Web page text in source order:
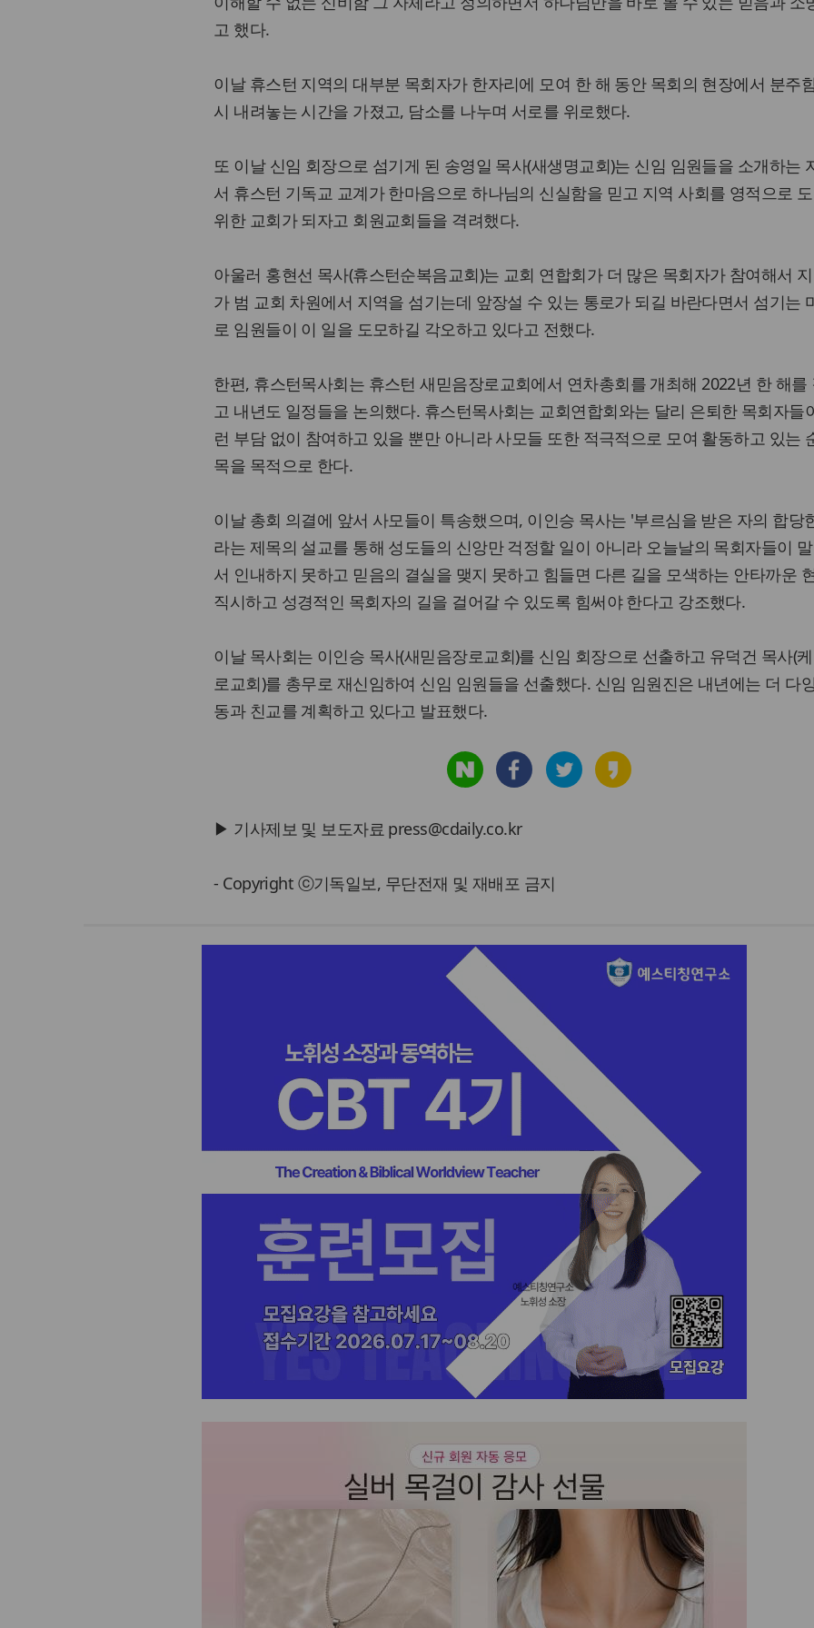
고 했다.
이날 휴스턴 지역의 대부분 목회자가 한자리에 모여 한 해 동안 목회의 현장에서 분주
시 내려놓는 시간을 가졌고, 담소를 나누며 서로를 위로했다.
또 이날 신임 회장으로 섬기게 된 송영일 목사(새생명교회)는 신임 임원들을 소개하는
서 휴스턴 기독교 교계가 한마음으로 하나님의 신실함을 믿고 지역 사회를 영적으로
위한 교회가 되자고 회원교회들을 격려했다.
아울러 홍현선 목사(휴스턴순복음교회)는 교회 연합회가 더 많은 목회자가 참여해서
가 범 교회 차원에서 지역을 섬기는데 앞장설 수 있는 통로가 되길 바란다면서 섬기는
로 임원들이 이 일을 도모하길 각오하고 있다고 전했다.
한편, 휴스턴목사회는 휴스턴 새믿음장로교회에서 연차총회를 개최해 2022년 한 해를
고 내년도 일정들을 논의했다. 휴스턴목사회는 교회연합회와는 달리 은퇴한 목회자들
런 부담 없이 참여하고 있을 뿐만 아니라 사모들 또한 적극적으로 모여 활동하고 있는
목을 목적으로 한다.
이날 총회 의결에 앞서 사모들이 특송했으며, 이인승 목사는 '부르심을 받은 자의 합당
라는 제목의 설교를 통해 성도들의 신앙만 걱정할 일이 아니라 오늘날의 목회자들이
서 인내하지 못하고 믿음의 결실을 맺지 못하고 힘들면 다른 길을 모색하는 안타까운
직시하고 성경적인 목회자의 길을 걸어갈 수 있도록 힘써야 한다고 강조했다.
이날 목사회는 이인승 목사(새믿음장로교회)를 신임 회장으로 선출하고 유덕건 목사(
로교회)를 총무로 재신임하여 신임 임원들을 선출했다. 신임 임원진은 내년에는 더 다
동과 친교를 계획하고 있다고 발표했다.
▶ 기사제보 및 보도자료 press@cdaily.co.kr
- Copyright ⓒ기독일보, 무단전재 및 재배포 금지